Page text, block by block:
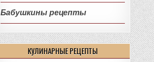
Бабушкины рецепты
КУЛИНАРНЫЕ РЕЦЕПТЫ